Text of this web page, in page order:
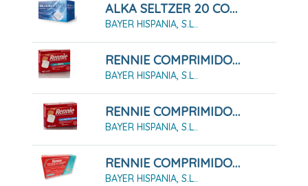
ALKA SELTZER 20 COMPRIMIDOS EFERVESCENTES
BAYER HISPANIA, S.L..
RENNIE COMPRIMIDOS MASTICABLES CON SACARINA, 48 COMPRIMIDOS
BAYER HISPANIA, S.L..
RENNIE COMPRIMIDOS MASTICABLES CON SACAROSA, 48 COMPRIMIDOS
BAYER HISPANIA, S.L..
RENNIE COMPRIMIDOS MASTICABLES CON SACAROSA, 84 COMPRIMIDOS
BAYER HISPANIA, S.L..